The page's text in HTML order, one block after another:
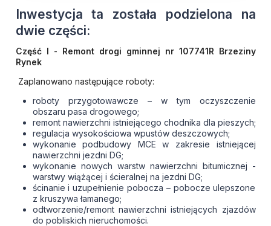
Inwestycja ta została podzielona na
dwie części:
Część I - Remont drogi gminnej nr 107741R Brzeziny
Rynek
Zaplanowano następujące roboty:
roboty przygotowawcze – w tym oczyszczenie
obszaru pasa drogowego;
remont nawierzchni istniejącego chodnika dla pieszych;
regulacja wysokościowa wpustów deszczowych;
wykonanie podbudowy MCE w zakresie istniejącej
nawierzchni jezdni DG;
wykonanie nowych warstw nawierzchni bitumicznej -
warstwy wiążącej i ścieralnej na jezdni DG;
ścinanie i uzupełnienie pobocza – pobocze ulepszone
z kruszywa łamanego;
odtworzenie/remont nawierzchni istniejących zjazdów
do pobliskich nieruchomości.